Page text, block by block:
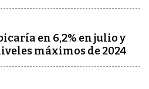
en 6,2% en julio y
máximos de 2024